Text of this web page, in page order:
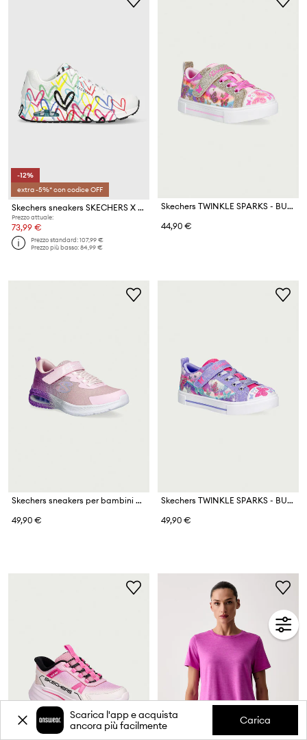
-12%
extra -5%* con codice OFF
Skechers sneakers SKECHERS X JGOLDCROWN
Prezzo attuale:
73,99 €
Prezzo standard:107,99 €
Prezzo più basso:84,99 €
Skechers TWINKLE SPARKS - BUTTERFLY SK sneakers da tennista per bambini
44,90 €
Skechers sneakers per bambini MICROSPEC MAX ADVANCE - GLITZ
49,90 €
Skechers TWINKLE SPARKS - BUTTERFLY SK sneakers da tennista per bambini
49,90 €
Scarica l'app e acquista
ancora più facilmente
Carica